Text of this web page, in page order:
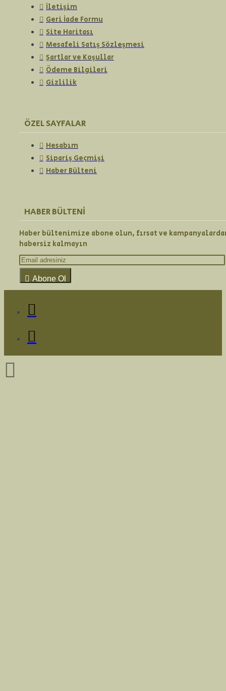
İletişim
Geri İade Formu
Site Haritası
Mesafeli Satış Sözleşmesi
Şartlar ve Koşullar
Ödeme Bilgileri
Gizlilik
ÖZEL SAYFALAR
Hesabım
Sipariş Geçmişi
Haber Bülteni
HABER BÜLTENI
Haber bültenimize abone olun, fırsat ve
habersiz kalmayın
Abone Ol